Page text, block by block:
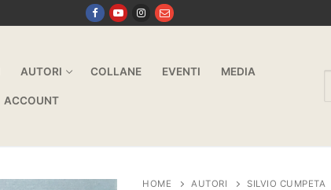
AUTORI COLLANE EVENTI MEDIA
ACCOUNT
HOME AUTORI SILVIO CUMPETA